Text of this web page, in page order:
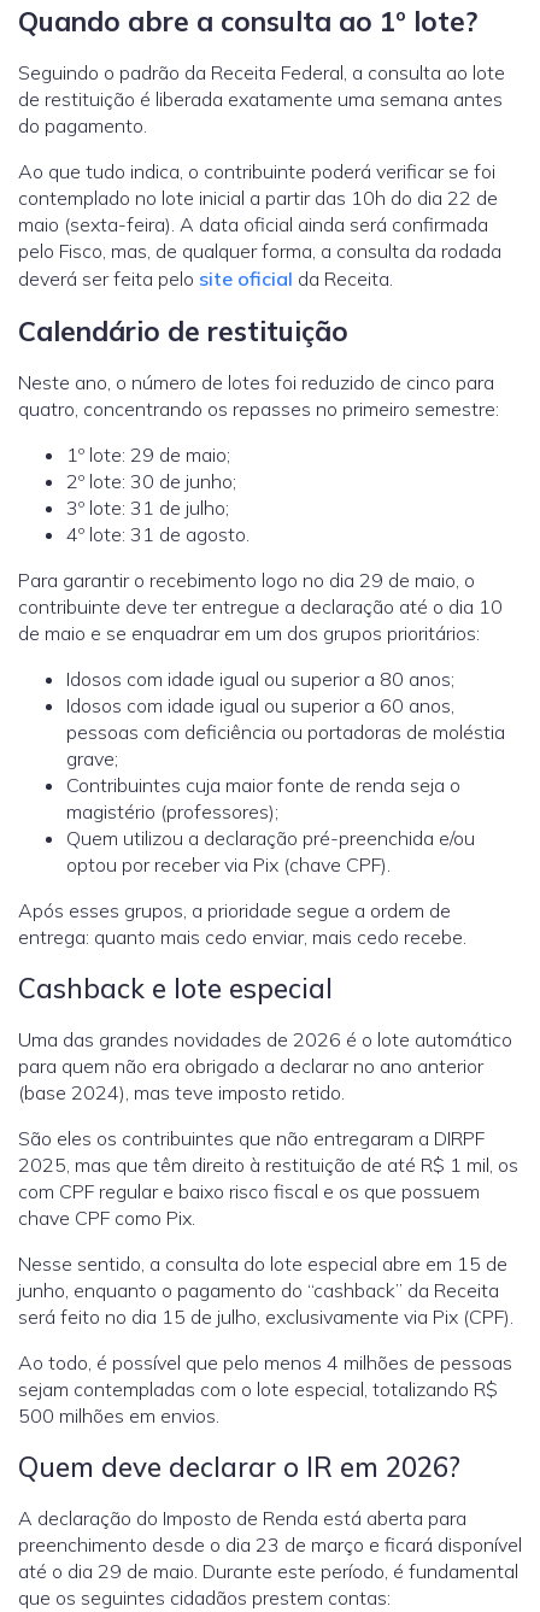
Quando abre a consulta ao 1º lote?
Seguindo o padrão da Receita Federal, a consulta ao lote
de restituição é liberada exatamente uma semana antes
do pagamento.
Ao que tudo indica, o contribuinte poderá verificar se foi
contemplado no lote inicial a partir das 10h do dia 22 de
maio (sexta-feira). A data oficial ainda será confirmada
pelo Fisco, mas, de qualquer forma, a consulta da rodada
deverá ser feita pelo site oficial da Receita.
Calendário de restituição
Neste ano, o número de lotes foi reduzido de cinco para
quatro, concentrando os repasses no primeiro semestre:
1º lote: 29 de maio;
2º lote: 30 de junho;
3º lote: 31 de julho;
4º lote: 31 de agosto.
Para garantir o recebimento logo no dia 29 de maio, o
contribuinte deve ter entregue a declaração até o dia 10
de maio e se enquadrar em um dos grupos prioritários:
Idosos com idade igual ou superior a 80 anos;
Idosos com idade igual ou superior a 60 anos,
pessoas com deficiência ou portadoras de moléstia
grave;
Contribuintes cuja maior fonte de renda seja o
magistério (professores);
Quem utilizou a declaração pré-preenchida e/ou
optou por receber via Pix (chave CPF).
Após esses grupos, a prioridade segue a ordem de
entrega: quanto mais cedo enviar, mais cedo recebe.
Cashback e lote especial
Uma das grandes novidades de 2026 é o lote automático
para quem não era obrigado a declarar no ano anterior
(base 2024), mas teve imposto retido.
São eles os contribuintes que não entregaram a DIRPF
2025, mas que têm direito à restituição de até R$ 1 mil, os
com CPF regular e baixo risco fiscal e os que possuem
chave CPF como Pix.
Nesse sentido, a consulta do lote especial abre em 15 de
junho, enquanto o pagamento do “cashback” da Receita
será feito no dia 15 de julho, exclusivamente via Pix (CPF).
Ao todo, é possível que pelo menos 4 milhões de pessoas
sejam contempladas com o lote especial, totalizando R$
500 milhões em envios.
Quem deve declarar o IR em 2026?
A declaração do Imposto de Renda está aberta para
preenchimento desde o dia 23 de março e ficará disponível
até o dia 29 de maio. Durante este período, é fundamental
que os seguintes cidadãos prestem contas: